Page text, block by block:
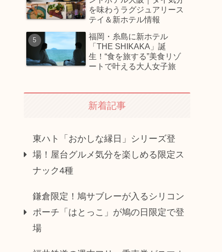
を味わうラグジュアリース
テイ＆新ホテル情報
福岡・糸島に新ホテル
「THE SHIKAKA」誕
生！“食を旅する”美食リゾ
ートで叶える大人女子旅
新着記事
東ハト「おかしな縁日」シリーズ登
場！屋台グルメ気分を楽しめる限定ス
ナック4種
鎌倉限定！鳩サブレーが入るシリコン
ポーチ「はとっこ」が鳩の日限定で登
場